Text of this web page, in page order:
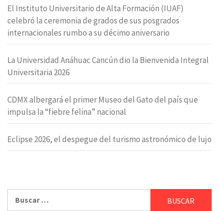
El Instituto Universitario de Alta Formación (IUAF)
celebró la ceremonia de grados de sus posgrados
internacionales rumbo a su décimo aniversario
La Universidad Anáhuac Cancún dio la Bienvenida Integral
Universitaria 2026
CDMX albergará el primer Museo del Gato del país que
impulsa la “fiebre felina” nacional
Eclipse 2026, el despegue del turismo astronómico de lujo